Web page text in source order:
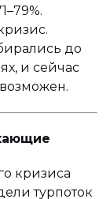
до
и сейчас
кризиса
турпоток